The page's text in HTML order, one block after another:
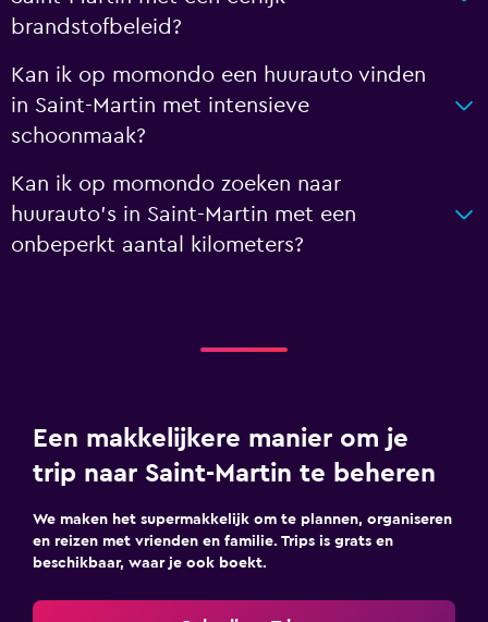
brandstofbeleid?
Kan ik op momondo een huurauto vinden
in Saint-Martin met intensieve
schoonmaak?
Kan ik op momondo zoeken naar
huurauto's in Saint-Martin met een
onbeperkt aantal kilometers?
Een makkelijkere manier om je
trip naar Saint-Martin te beheren
We maken het supermakkelijk om te plannen, organiseren
en reizen met vrienden en familie. Trips is grats en
beschikbaar, waar je ook boekt.